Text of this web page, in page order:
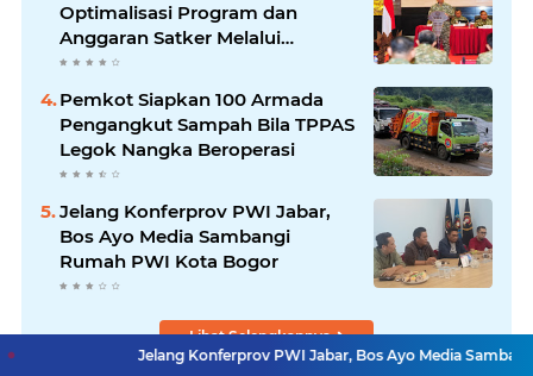
Optimalisasi Program dan
Anggaran Satker Melalui
Evaluasi Kinerja
Pemkot Siapkan 100 Armada
Pengangkut Sampah Bila TPPAS
Legok Nangka Beroperasi
Jelang Konferprov PWI Jabar,
Bos Ayo Media Sambangi
Rumah PWI Kota Bogor
Lihat Selengkapnya
Jelang Konferprov PWI Jabar, Bos Ayo Media Sambangi Rumah PWI